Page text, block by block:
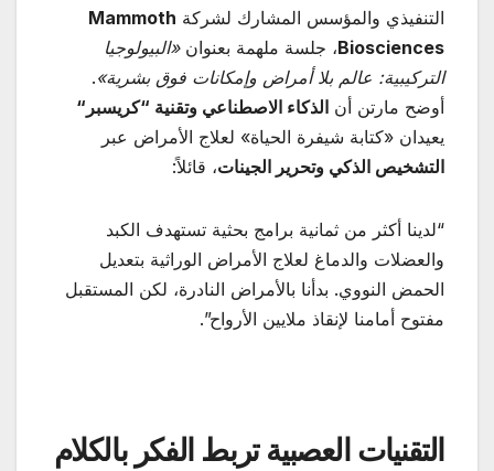
التنفيذي والمؤسس المشارك لشركة Mammoth
Biosciences، جلسة ملهمة بعنوان«البيولوجيا
التركيبية: عالم بلا أمراض وإمكانات فوق بشرية»
.
أوضح مارتن أن الذكاء الاصطناعي وتقنية “كريسبر “
يعيدان «كتابة شيفرة الحياة» لعلاج الأمراض عبر
التشخيص الذكي وتحرير الجينات، قائلاً:
“لدينا أكثر من ثمانية برامج بحثية تستهدف الكبد
والعضلات والدماغ لعلاج الأمراض الوراثية بتعديل
الحمض النووي. بدأنا بالأمراض النادرة، لكن المستقبل
مفتوح أمامنا لإنقاذ ملايين الأرواح”.
التقنيات العصبية تربط الفكر بالكلام